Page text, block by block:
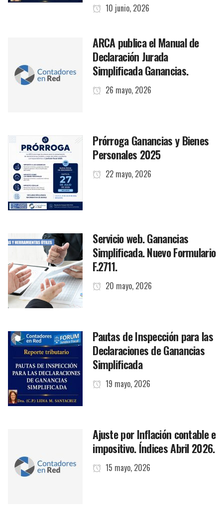
10 junio, 2026
ARCA publica el Manual de
Declaración Jurada
Simplificada Ganancias.
26 mayo, 2026
Prórroga Ganancias y Bienes
Personales 2025
22 mayo, 2026
Servicio web. Ganancias
Simplificada. Nuevo Formulario
F.2711.
20 mayo, 2026
Pautas de Inspección para las
Declaraciones de Ganancias
Simplificada
19 mayo, 2026
Ajuste por Inflación contable e
impositivo. Índices Abril 2026.
15 mayo, 2026